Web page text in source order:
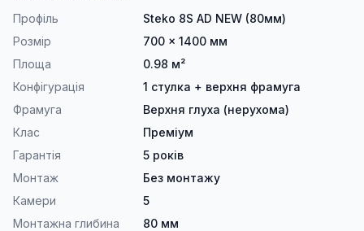
Профіль
Steko 8S AD NEW (80мм)
Розмір
700 × 1400 мм
Площа
0.98 м²
Конфігурація
1 стулка + верхня фрамуга
Фрамуга
Верхня глуха (нерухома)
Клас
Преміум
Гарантія
5 років
Монтаж
Без монтажу
Камери
5
Монтажна глибина
80 мм